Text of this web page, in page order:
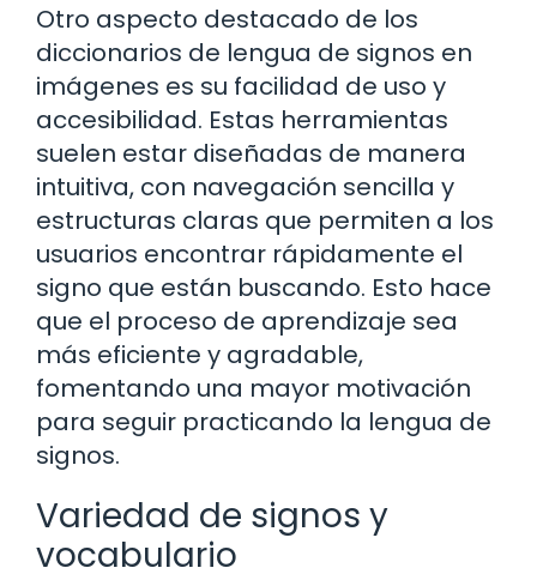
Otro aspecto destacado de los
diccionarios de lengua de signos en
imágenes es su facilidad de uso y
accesibilidad. Estas herramientas
suelen estar diseñadas de manera
intuitiva, con navegación sencilla y
estructuras claras que permiten a los
usuarios encontrar rápidamente el
signo que están buscando. Esto hace
que el proceso de aprendizaje sea
más eficiente y agradable,
fomentando una mayor motivación
para seguir practicando la lengua de
signos.
Variedad de signos y
vocabulario